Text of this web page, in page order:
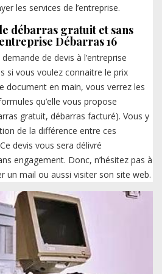
les services de l’entreprise.
débarras gratuit et sans
Débarras 16
de devis à l’entreprise
si vous voulez connaitre le prix
document en main, vous verrez les
qu’elle vous propose
gratuit, débarras facturé). Vous y
de la différence entre ces
devis vous sera délivré
engagement. Donc, n’hésitez pas à
un mail ou aussi visiter son site web.